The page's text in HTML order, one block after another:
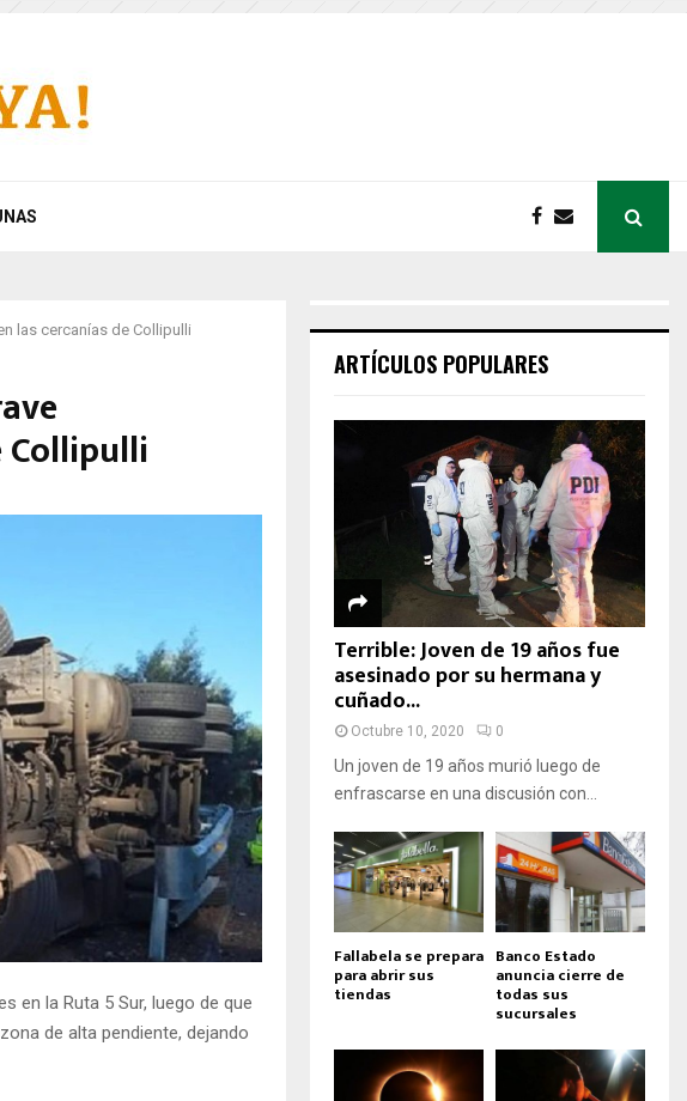
las cercanías de Collipulli
Collipulli
en la Ruta 5 Sur, luego de que
de alta pendiente, dejando
ARTÍCULOS POPULARES
Terrible: Joven de 19 años fue
asesinado por su hermana y
cuñado...
Octubre 10, 2020 0
Un joven de 19 años murió luego de
enfrascarse en una discusión con...
Fallabela se prepara
para abrir sus
tiendas
Banco Estado
anuncia cierre de
todas sus
sucursales